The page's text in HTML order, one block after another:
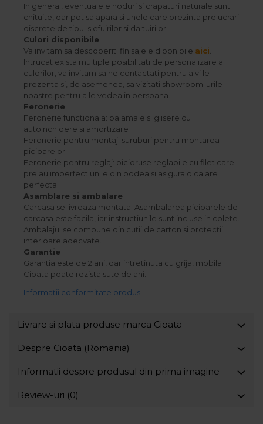
In general, eventualele noduri si crapaturi naturale sunt
chituite, dar pot sa apara si unele care prezinta prelucrari
discrete de tipul slefuirilor si daltuirilor.
Culori disponibile
Va invitam sa descoperiti finisajele diponibile aici
Intrucat exista multiple posibilitati de personalizare a
culorilor, va invitam sa ne contactati pentru a vi le
prezenta si, de asemenea, sa vizitati showroom-urile
noastre pentru a le vedea in persoana.
Feronerie
Feronerie functionala: balamale si glisere cu
autoinchidere si amortizare
Feronerie pentru montaj: suruburi pentru montarea
picioarelor
Feronerie pentru reglaj: picioruse reglabile cu filet care
preiau imperfectiunile din podea si asigura o calare
perfecta
Asamblare si ambalare
Carcasa se livreaza montata. Asambalarea picioarele de
carcasa este facila, iar instructiunile sunt incluse in colete.
Ambalajul se compune din cutii de carton si protectii
interioare adecvate.
Garantie
Garantia este de 2 ani, dar intretinuta cu grija, mobila
Cioata poate rezista sute de ani.
Informatii conformitate produs
Livrare si plata produse marca Cioata
Despre Cioata (Romania)
Informatii despre produsul din prima imagine
Review-uri (0)